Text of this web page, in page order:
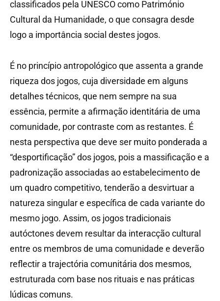
classificados pela UNESCO como Património
Cultural da Humanidade, o que consagra desde
logo a importância social destes jogos.
É no princípio antropológico que assenta a grande
riqueza dos jogos, cuja diversidade em alguns
detalhes técnicos, que nem sempre na sua
essência, permite a afirmação identitária de uma
comunidade, por contraste com as restantes. É
nesta perspectiva que deve ser muito ponderada a
“desportificação” dos jogos, pois a massificação e a
padronização associadas ao estabelecimento de
um quadro competitivo, tenderão a desvirtuar a
natureza singular e específica de cada variante do
mesmo jogo. Assim, os jogos tradicionais
autóctones devem resultar da interacção cultural
entre os membros de uma comunidade e deverão
reflectir a trajectória comunitária dos mesmos,
estruturada com base nos rituais e nas práticas
lúdicas comuns.